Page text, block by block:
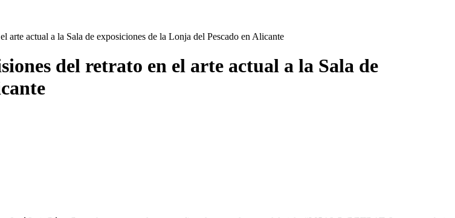
arte actual a la Sala de exposiciones de la Lonja del Pescado en Alicante
del retrato en el arte actual a la Sala de